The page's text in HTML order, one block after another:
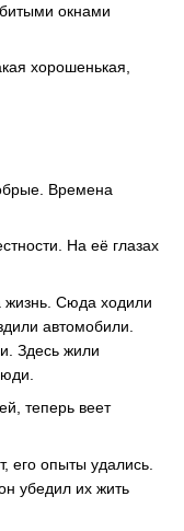
окнами
хорошенькая,
Времена
На её глазах
жизнь. Сюда ходили
автомобили.
Здесь жили
теперь веет
его опыты удались.
убедил их жить